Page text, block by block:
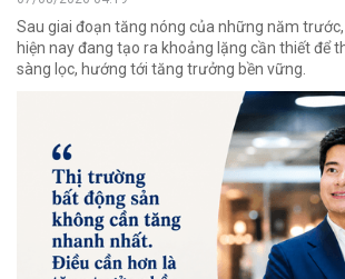
Sau giai đoạn tăng nóng của những năm
hiện nay đang tạo ra khoảng lặng cần thiết để
sàng lọc, hướng tới tăng trưởng bền vững.